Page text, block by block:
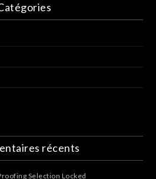
récents
Selection Locked